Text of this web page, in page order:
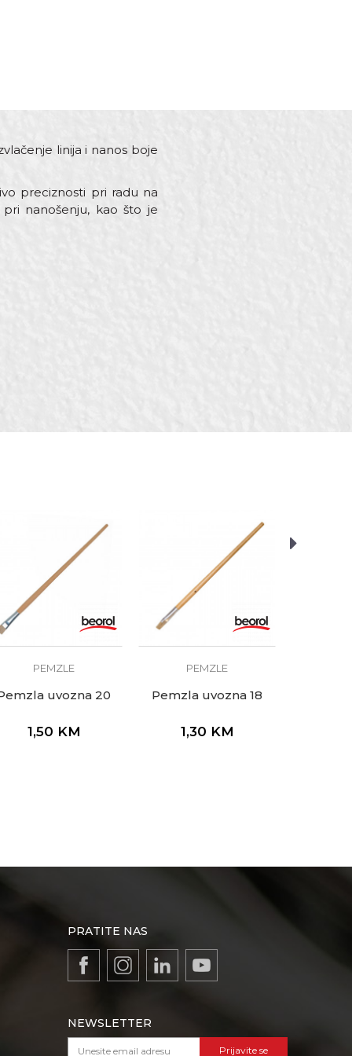
linija i nanos boje
preciznosti pri radu na
nanošenju, kao što je
PEMZLE
uvozna 20
1,50 KM
PEMZLE
Pemzla uvozna 18
1,30 KM
PRATITE NAS
NEWSLETTER
Prijavite se